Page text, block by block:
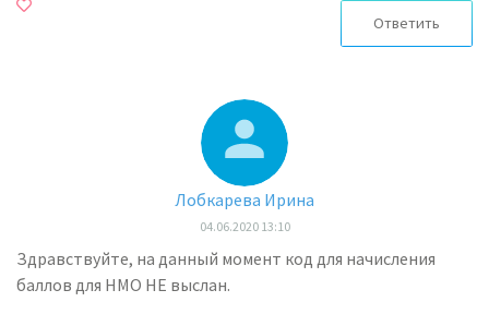
Ответить
Лобкарева Ирина
04.06.2020 13:10
Здравствуйте, на данный момент код для начисления
баллов для НМО НЕ выслан.